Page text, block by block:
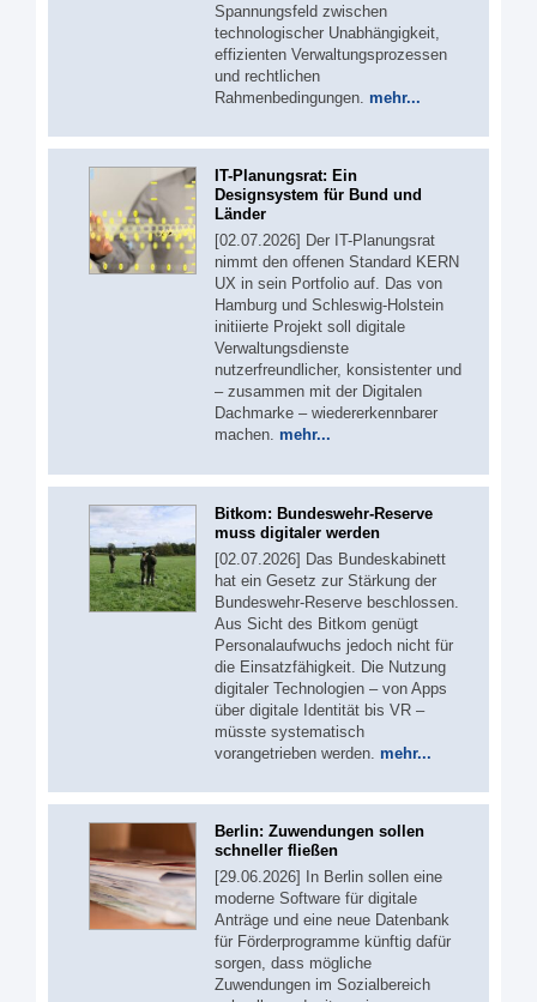
Spannungsfeld zwischen
technologischer Unabhängigkeit,
effizienten Verwaltungsprozessen
und rechtlichen
Rahmenbedingungen. mehr...
IT-Planungsrat: Ein
Designsystem für Bund und
Länder
[02.07.2026] Der IT-Planungsrat
nimmt den offenen Standard KERN
UX in sein Portfolio auf. Das von
Hamburg und Schleswig-Holstein
initiierte Projekt soll digitale
Verwaltungsdienste
nutzerfreundlicher, konsistenter und
– zusammen mit der Digitalen
Dachmarke – wiedererkennbarer
machen. mehr...
Bitkom: Bundeswehr-Reserve
muss digitaler werden
[02.07.2026] Das Bundeskabinett
hat ein Gesetz zur Stärkung der
Bundeswehr-Reserve beschlossen.
Aus Sicht des Bitkom genügt
Personalaufwuchs jedoch nicht für
die Einsatzfähigkeit. Die Nutzung
digitaler Technologien – von Apps
über digitale Identität bis VR –
müsste systematisch
vorangetrieben werden. mehr...
Berlin: Zuwendungen sollen
schneller fließen
[29.06.2026] In Berlin sollen eine
moderne Software für digitale
Anträge und eine neue Datenbank
für Förderprogramme künftig dafür
sorgen, dass mögliche
Zuwendungen im Sozialbereich